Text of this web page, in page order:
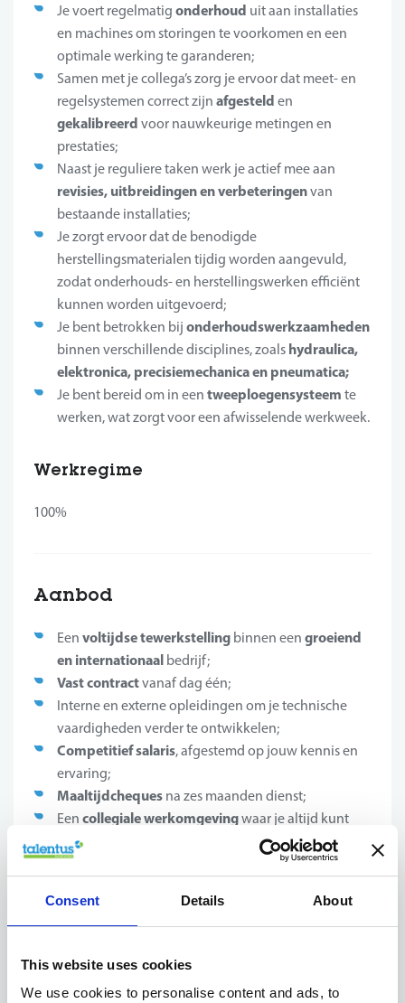
Consent Details About
This website uses cookies
We use cookies to personalise content and ads, to
Je voert regelmatig onderhoud uit aan installaties
en machines om storingen te voorkomen en een
optimale werking te garanderen;
Samen met je collega’s zorg je ervoor dat meet- en
regelsystemen correct zijn afgesteld en
gekalibreerd voor nauwkeurige metingen en
prestaties;
Naast je reguliere taken werk je actief mee aan
revisies, uitbreidingen en verbeteringenvan
bestaande installaties;
Je zorgt ervoor dat de benodigde
herstellingsmaterialen tijdig worden aangevuld,
zodat onderhouds- en herstellingswerken efficiënt
kunnen worden uitgevoerd;
Je bent betrokken bij onderhoudswerkzaamheden
binnen verschillende disciplines, zoals hydraulica,
elektronica, precisiemechanica en pneumatica;
Je bent bereid om in een tweeploegensysteem te
werken, wat zorgt voor een afwisselende werkweek.
Werkregime
100%
Aanbod
Een voltijdse tewerkstelling binnen een groeiend
en internationaal bedrijf;
Vast contractvanaf dag één;
Interne en externe opleidingen om je technische
vaardigheden verder te ontwikkelen;
Competitief salaris, afgestemd op jouw kennis en
ervaring;
Maaltijdcheques na zes maanden dienst;
Een collegiale werkomgevingwaar je altijd kunt
rekenen op je team;
Filevrije werkomgeving
, vlot bereikbaar met de
Jouw profiel